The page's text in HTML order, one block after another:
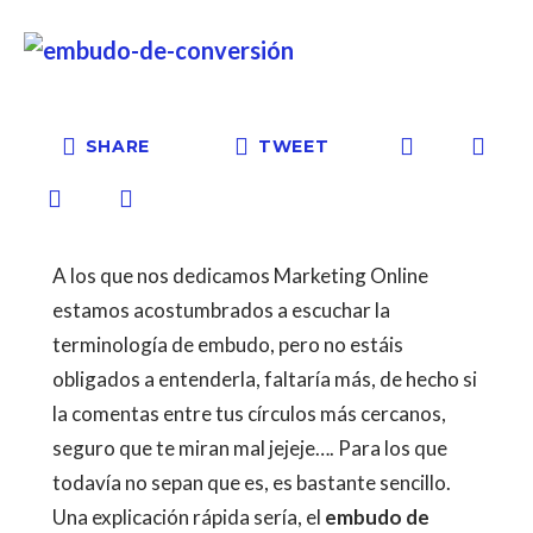
SHARE TWEET
A los que nos dedicamos Marketing Online
estamos acostumbrados a escuchar la
terminología de embudo, pero no estáis
obligados a entenderla, faltaría más, de hecho si
la comentas entre tus círculos más cercanos,
seguro que te miran mal jejeje…. Para los que
todavía no sepan que es, es bastante sencillo.
Una explicación rápida sería, el embudo de